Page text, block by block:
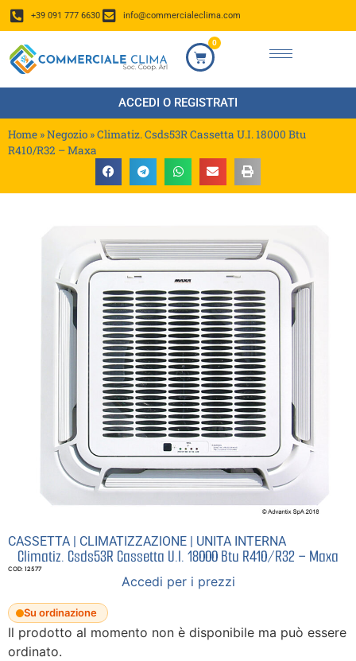
+39 091 777 6630 info@commercialeclima.com
0
ACCEDI O REGISTRATI
Home »Negozio »Climatiz. Csds53R Cassetta U.I. 18000 Btu
R410/R32 – Maxa
CASSETTA CLIMATIZZAZIONE UNITA INTERNA
Climatiz. Csds53R Cassetta U.I. 18000 Btu R410/R32 – Maxa
COD: 12577
Accedi per i prezzi
Su ordinazione
Il prodotto al momento non è disponibile ma può essere
ordinato.